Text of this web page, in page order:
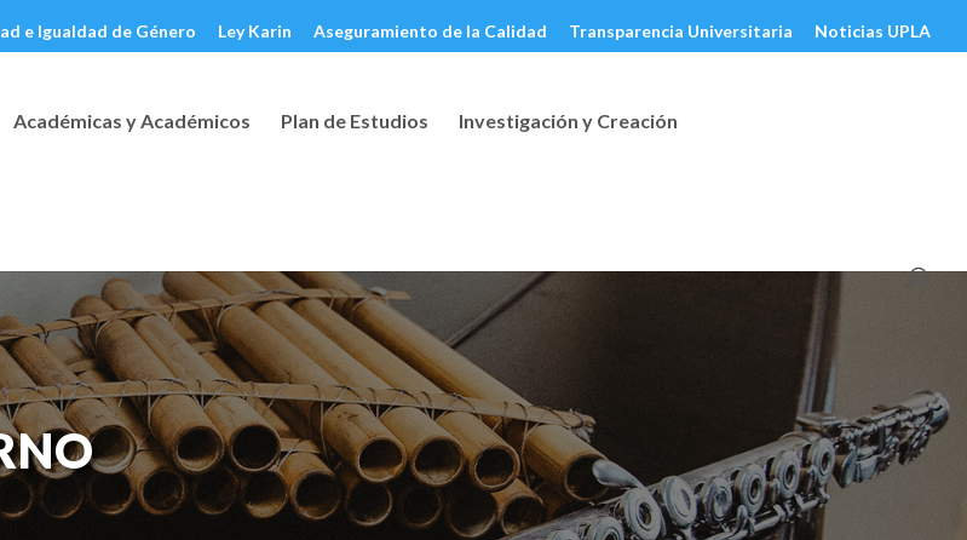
e Igualdad de Género Ley Karin Aseguramiento de la Calidad Transparencia Universitaria Noticias UPLA
Académicas y Académicos Plan de Estudios Investigación y Creación